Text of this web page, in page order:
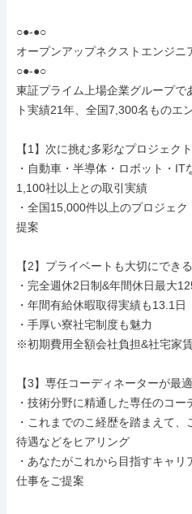
○●-●○
オープンアップネクストエンジニ
○●-●○
東証プライム上場企業グループで
ト実績21年、全国7,300名ものエ
【1】次に挑む多彩なプロジェクト
・自動車・半導体・ロボット・IT
1,100社以上との取引実績
・全国15,000件以上のプロジェ
提案
【2】プライベートも大切にでき
・完全週休2日制&年間休日最大
・年間有給休暇取得実績も13.1日
・手厚い寮社宅制度も魅力
※初期費用全額会社負担&社宅家
【3】専任コーディネーターが最
・技術分野に精通した専任のコ
・これまでのこ経歴を踏まえて、
待遇などをヒアリング
・あなたがこれから目指すキャ
仕事をご提案